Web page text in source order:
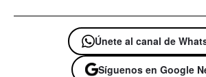
Únete al canal de
Síguenos en Google